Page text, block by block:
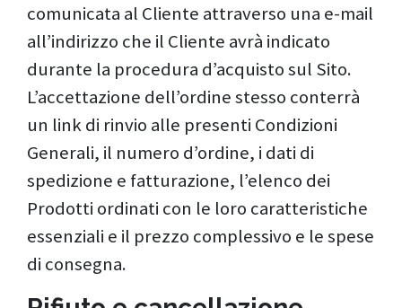
comunicata al Cliente attraverso una e-mail
all’indirizzo che il Cliente avrà indicato
durante la procedura d’acquisto sul Sito.
L’accettazione dell’ordine stesso conterrà
un link di rinvio alle presenti Condizioni
Generali, il numero d’ordine, i dati di
spedizione e fatturazione, l’elenco dei
Prodotti ordinati con le loro caratteristiche
essenziali e il prezzo complessivo e le spese
di consegna.